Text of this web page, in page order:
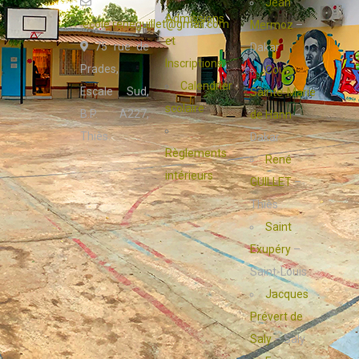
ecole.reneguillet@gmail.com
75 rue de
Prades,
Escale Sud,
B.P. A227,
Thiès.
Admissions
et
Inscriptions
Calendrier
scolaire
Règlements
intérieurs
Mermoz–
Dakar
Cours
Sainte-Marie
de Hann–
Dakar
René
GUILLET–
Thiès
Saint
Exupéry –
Saint-Louis
Jacques
Prévert de
Saly– Saly